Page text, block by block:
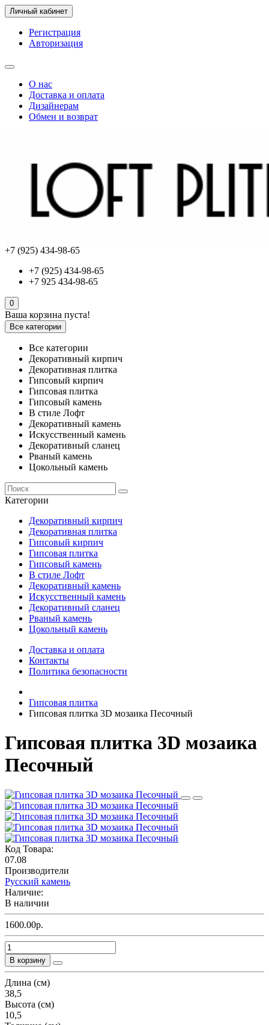
Личный кабинет
Регистрация
Авторизация
О нас
Доставка и оплата
Дизайнерам
Обмен и возврат
+7 (925) 434-98-65
+7 (925) 434-98-65
+7 925 434-98-65
0
Ваша корзина пуста!
Все категории
Все категории
Декоративный кирпич
Декоративная плитка
Гипсовый кирпич
Гипсовая плитка
Гипсовый камень
В стиле Лофт
Декоративный камень
Искусственный камень
Декоративный сланец
Рваный камень
Цокольный камень
Категории
Декоративный кирпич
Декоративная плитка
Гипсовый кирпич
Гипсовая плитка
Гипсовый камень
В стиле Лофт
Декоративный камень
Искусственный камень
Декоративный сланец
Рваный камень
Цокольный камень
Доставка и оплата
Контакты
Политика безопасности
Гипсовая плитка
Гипсовая плитка 3D мозаика Песочный
Гипсовая плитка 3D мозаика
Песочный
Код Товара:
07.08
Производители
Русский камень
Наличие:
В наличии
1600.00р.
В корзину
Длина (см)
38,5
Высота (см)
10,5